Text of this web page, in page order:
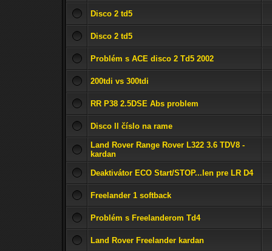
Disco 2 td5
Disco 2 td5
Problém s ACE disco 2 Td5 2002
200tdi vs 300tdi
RR P38 2.5DSE Abs problem
Disco ll číslo na rame
Land Rover Range Rover L322 3.6 TDV8 -
kardan
Deaktivátor ECO Start/STOP...len pre LR D4
Freelander 1 softback
Problém s Freelanderom Td4
Land Rover Freelander kardan